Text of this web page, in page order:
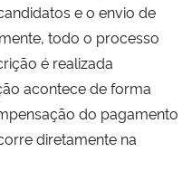
e o envio de
todo o processo
é realizada
acontece de forma
do pagamento
diretamente na